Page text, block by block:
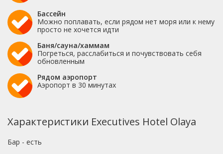
Бассейн
Можно поплавать, если рядом нет моря или к нему
просто не хочется идти
Баня/сауна/хаммам
Погреться, расслабиться и почувствовать себя
обновленным
Рядом аэропорт
Аэропорт в 30 минутах
Характеристики Executives Hotel Olaya
Бар - есть